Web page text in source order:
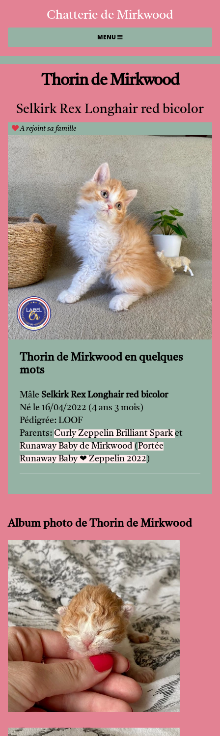
Chatterie de Mirkwood
MENU
Thorin de Mirkwood
Selkirk Rex Longhair red bicolor
A rejoint sa famille
Thorin de Mirkwood en quelques
mots
Mâle Selkirk Rex Longhair red bicolor
Né le 16/04/2022 (4 ans 3 mois)
Pédigrée: LOOF
Parents: Curly Zeppelin Brilliant Spark et
Runaway Baby de Mirkwood (Portée
Runaway Baby ❤ Zeppelin 2022 )
Album photo de Thorin de Mirkwood